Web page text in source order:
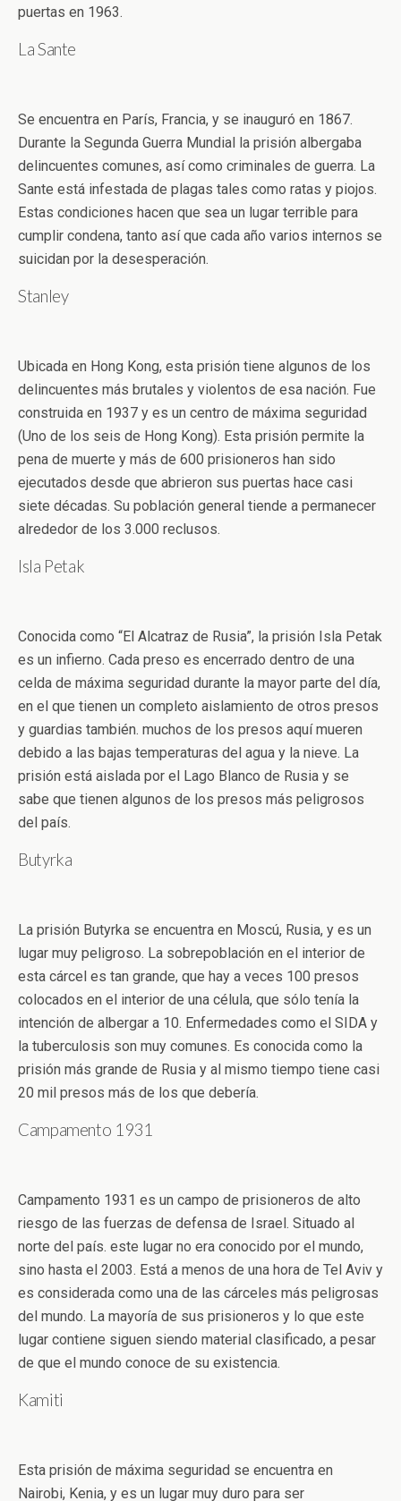
puertas en 1963.
La Sante
Se encuentra en París, Francia, y se inauguró en 1867.
Durante la Segunda Guerra Mundial la prisión albergaba
delincuentes comunes, así como criminales de guerra. La
Sante está infestada de plagas tales como ratas y piojos.
Estas condiciones hacen que sea un lugar terrible para
cumplir condena, tanto así que cada año varios internos se
suicidan por la desesperación.
Stanley
Ubicada en Hong Kong, esta prisión tiene algunos de los
delincuentes más brutales y violentos de esa nación. Fue
construida en 1937 y es un centro de máxima seguridad
(Uno de los seis de Hong Kong). Esta prisión permite la
pena de muerte y más de 600 prisioneros han sido
ejecutados desde que abrieron sus puertas hace casi
siete décadas. Su población general tiende a permanecer
alrededor de los 3.000 reclusos.
Isla Petak
Conocida como “El Alcatraz de Rusia”, la prisión Isla Petak
es un infierno. Cada preso es encerrado dentro de una
celda de máxima seguridad durante la mayor parte del día,
en el que tienen un completo aislamiento de otros presos
y guardias también. muchos de los presos aquí mueren
debido a las bajas temperaturas del agua y la nieve. La
prisión está aislada por el Lago Blanco de Rusia y se
sabe que tienen algunos de los presos más peligrosos
del país.
Butyrka
La prisión Butyrka se encuentra en Moscú, Rusia, y es un
lugar muy peligroso. La sobrepoblación en el interior de
esta cárcel es tan grande, que hay a veces 100 presos
colocados en el interior de una célula, que sólo tenía la
intención de albergar a 10. Enfermedades como el SIDA y
la tuberculosis son muy comunes. Es conocida como la
prisión más grande de Rusia y al mismo tiempo tiene casi
20 mil presos más de los que debería.
Campamento 1931
Campamento 1931 es un campo de prisioneros de alto
riesgo de las fuerzas de defensa de Israel. Situado al
norte del país. este lugar no era conocido por el mundo,
sino hasta el 2003. Está a menos de una hora de Tel Aviv y
es considerada como una de las cárceles más peligrosas
del mundo. La mayoría de sus prisioneros y lo que este
lugar contiene siguen siendo material clasificado, a pesar
de que el mundo conoce de su existencia.
Kamiti
Esta prisión de máxima seguridad se encuentra en
Nairobi, Kenia, y es un lugar muy duro para ser